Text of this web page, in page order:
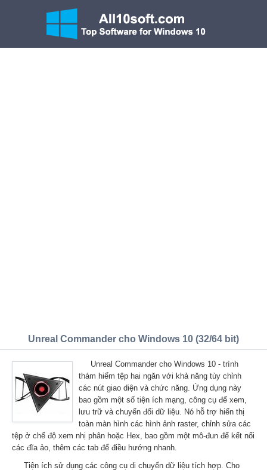
Unreal Commander cho Windows 10 (32/64 bit)
Unreal Commander cho Windows 10 - trình
thám hiểm tệp hai ngăn với khả năng tùy chỉnh
các nút giao diện và chức năng. Ứng dụng này
bao gồm một số tiện ích mạng, công cụ để xem,
lưu trữ và chuyển đổi dữ liệu. Nó hỗ trợ hiển thị
toàn màn hình các hình ảnh raster, chỉnh sửa các
tệp ở chế độ xem nhị phân hoặc Hex, bao gồm một mô-đun để kết nối
các đĩa ảo, thêm các tab để điều hướng nhanh.
Tiện ích sử dụng các công cụ di chuyển dữ liệu tích hợp. Cho